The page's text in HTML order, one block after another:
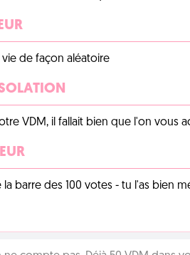
vie de façon aléatoire
VDM, il fallait bien que l'on vous
la barre des 100 votes - tu l'as bien